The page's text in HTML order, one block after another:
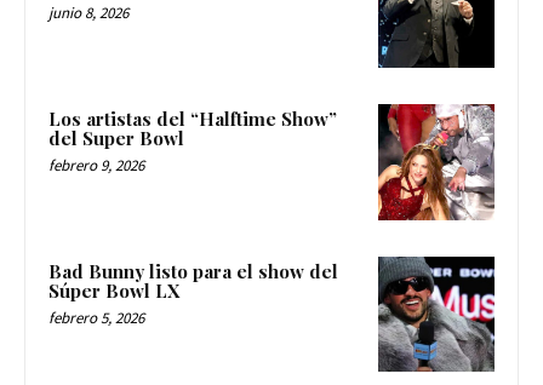
junio 8, 2026
Los artistas del “Halftime Show”
del Super Bowl
febrero 9, 2026
Bad Bunny listo para el show del
Súper Bowl LX
febrero 5, 2026